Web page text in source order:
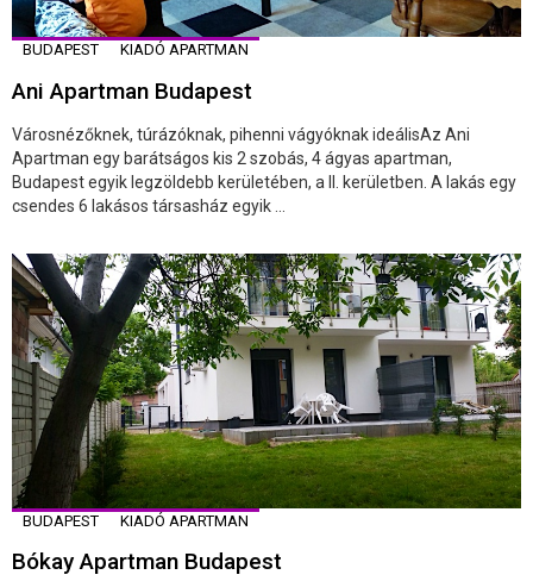
BUDAPEST KIADÓ APARTMAN
Ani Apartman Budapest
Városnézőknek, túrázóknak, pihenni vágyóknak ideálisAz Ani
Apartman egy barátságos kis 2 szobás, 4 ágyas apartman,
Budapest egyik legzöldebb kerületében, a II. kerületben. A lakás egy
csendes 6 lakásos társasház egyik ...
BUDAPEST KIADÓ APARTMAN
Bókay Apartman Budapest